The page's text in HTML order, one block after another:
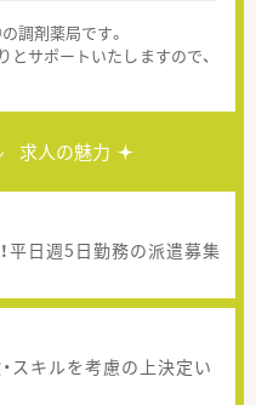
調剤薬局です。
サポートいたしますので、
求人の魅力
平日週5日勤務の派遣募集
スキルを考慮の上決定い